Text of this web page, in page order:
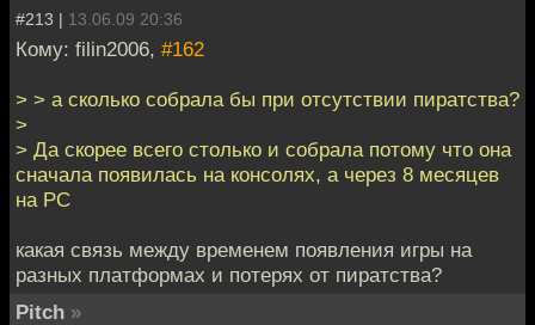
#213 | 13.06.09 20:36
Кому: filin2006, #162
> > а сколько собрала бы при отсутствии пиратства?
>
> Да скорее всего столько и собрала потому что она
сначала появилась на консолях, а через 8 месяцев
на РС
какая связь между временем появления игры на
разных платформах и потерях от пиратства?
Pitch »